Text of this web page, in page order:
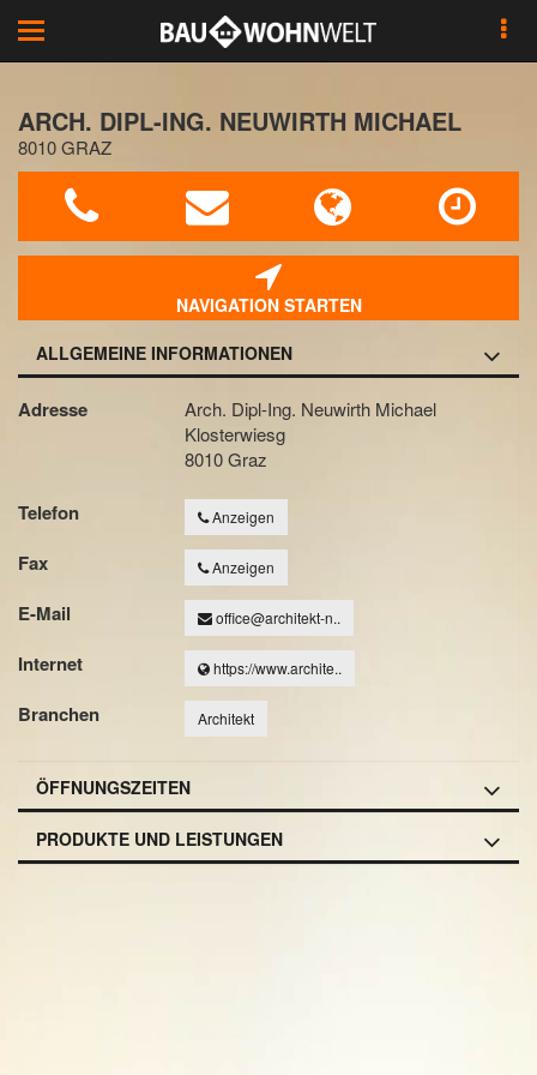
Toggle
navigation
ARCH. DIPL-ING. NEUWIRTH MICHAEL
8010 GRAZ
NAVIGATION STARTEN
ALLGEMEINE INFORMATIONEN
Adresse
Arch. Dipl-Ing. Neuwirth Michael
Klosterwiesg
8010 Graz
Telefon Anzeigen
Fax Anzeigen
E-Mail office@architekt-n..
Internet https://www.archite..
Branchen Architekt
ÖFFNUNGSZEITEN
PRODUKTE UND LEISTUNGEN